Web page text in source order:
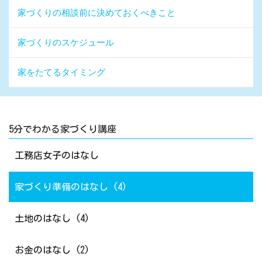
家づくりの相談前に決めておくべきこと
家づくりのスケジュール
家をたてるタイミング
5分でわかる家づくり講座
工務店女子のはなし
家づくり準備のはなし (4)
土地のはなし (4)
お金のはなし (2)